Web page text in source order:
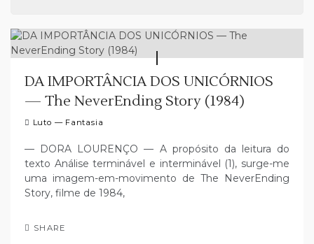
DA IMPORTÂNCIA DOS UNICÓRNIOS
— The NeverEnding Story (1984)
Luto — Fantasia
— DORA LOURENÇO — A propósito da leitura do
texto Análise terminável e interminável (1), surge-me
uma imagem-em-movimento de The NeverEnding
Story, filme de 1984,
SHARE